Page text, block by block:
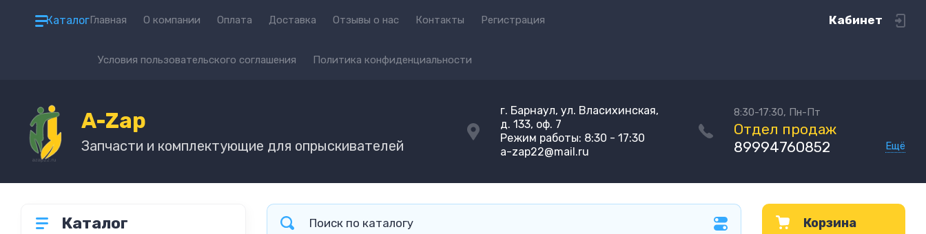
КаталогГлавная О компании Оплата Доставка Отзывы о нас Контакты Регистрация
Условия пользовательского соглашения Политика конфиденциальности
Кабинет
A-Zap
Запчасти и комплектующие для опрыскивателей
г. Барнаул, ул. Власихинская,
д. 133, оф. 7
Режим работы: 8:30 - 17:30
a-zap22@mail.ru
8:30-17:30, Пн-Пт
Отдел продаж
89994760852
Ещё
Каталог Корзина